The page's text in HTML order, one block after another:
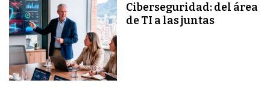
Ciberseguridad: del área
de TI a las juntas